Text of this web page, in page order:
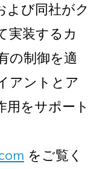
よび同社がク
実装するカ
の制御を適
アントとア
用をサポート
をご覧く